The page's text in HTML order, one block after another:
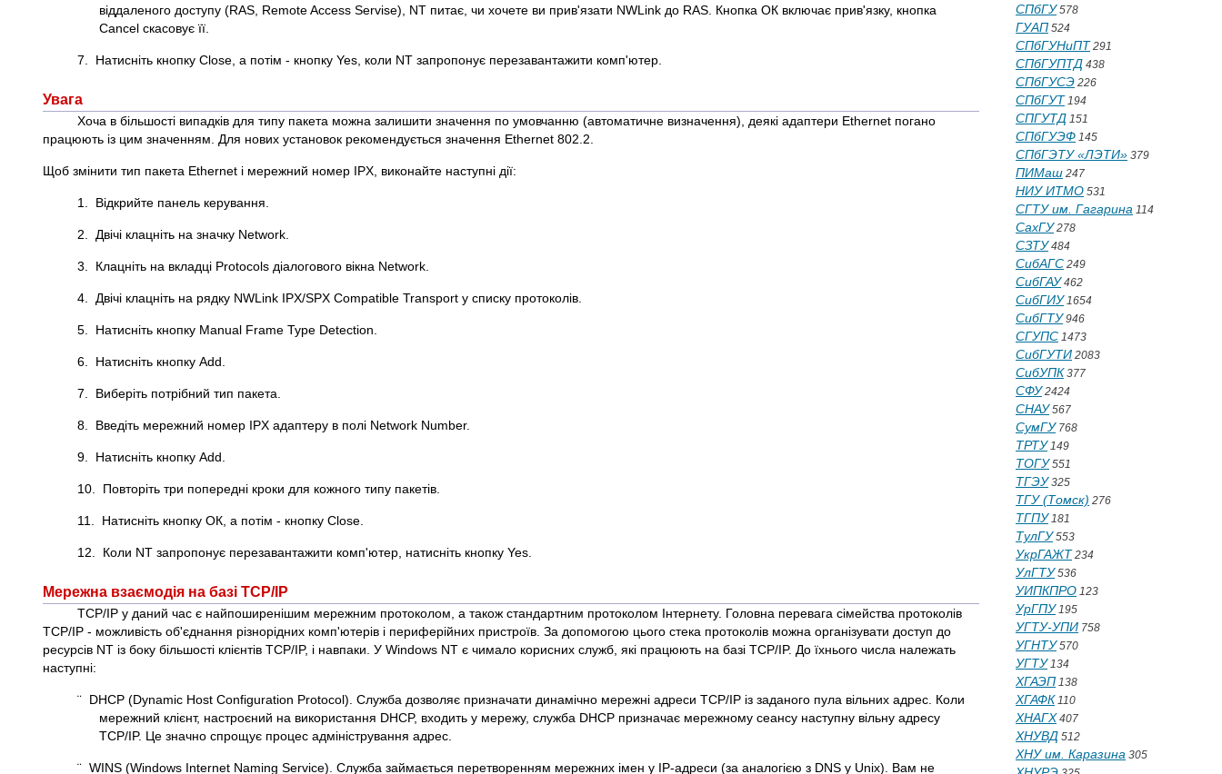
віддаленого доступу (RAS, Remote Access Servise), NT питає, чи хочете ви прив'язати NWLink до RAS. Кнопка ОК включає прив'язку, кнопка
Cancel скасовує її.
7. Натисніть кнопку Close, а потім - кнопку Yes, коли NT запропонує перезавантажити комп'ютер.
Увага
Хоча в більшості випадків для типу пакета можна залишити значення по умовчанню (автоматичне визначення), деякі адаптери Ethernet погано
працюють із цим значенням. Для нових установок рекомендується значення Ethernet 802.2.
Щоб змінити тип пакета Ethernet і мережний номер IPX, виконайте наступні дії:
1. Відкрийте панель керування.
2. Двічі клацніть на значку Network.
3. Клацніть на вкладці Protocols діалогового вікна Network.
4. Двічі клацніть на рядку NWLink IPX/SPX Compatible Transport у списку протоколів.
5. Натисніть кнопку Manual Frame Type Detection.
6. Натисніть кнопку Add.
7. Виберіть потрібний тип пакета.
8. Введіть мережний номер IPX адаптеру в полі Network Number.
9. Натисніть кнопку Add.
10. Повторіть три попередні кроки для кожного типу пакетів.
11. Натисніть кнопку ОК, а потім - кнопку Close.
12. Коли NT запропонує перезавантажити комп'ютер, натисніть кнопку Yes.
Мережна взаємодія на базі TCP/IP
TCP/IP у даний час є найпоширенішим мережним протоколом, а також стандартним протоколом Інтернету. Головна перевага сімейства протоколів
TCP/IP - можливість об'єднання різнорідних комп'ютерів і периферійних пристроїв. За допомогою цього стека протоколів можна організувати доступ до
ресурсів NT із боку більшості клієнтів TCP/IP, і навпаки. У Windows NT є чимало корисних служб, які працюють на базі TCP/IP. До їхнього числа належать
наступні:
¨ DHCP (Dynamic Host Configuration Protocol). Служба дозволяє призначати динамічно мережні адреси TCP/IP із заданого пула вільних адрес. Коли
мережний клієнт, настроєний на використання DHCP, входить у мережу, служба DHCP призначає мережному сеансу наступну вільну адресу
TCP/IP. Це значно спрощує процес адміністрування адрес.
¨ WINS (Windows Internet Naming Service). Служба займається перетворенням мережних імен у IP-адреси (за аналогією з DNS у Unix). Вам не
СПбГУ578
ГУАП 524
СПбГУНиПТ 291
СПбГУПТД 438
СПбГУСЭ 226
СПбГУТ 194
СПГУТД 151
СПбГУЭФ 145
СПбГЭТУ «ЛЭТИ» 379
ПИМаш 247
НИУ ИТМО 531
СГТУ им. Гагарина 114
СахГУ278
СЗТУ484
СибАГС 249
СибГАУ462
СибГИУ1654
СибГТУ946
СГУПС 1473
СибГУТИ 2083
СибУПК 377
СФУ2424
СНАУ567
СумГУ768
ТРТУ149
ТОГУ551
ТГЭУ325
ТГУ (Томск) 276
ТГПУ181
ТулГУ553
УкрГАЖТ 234
УлГТУ536
УИПКПРО 123
УрГПУ195
УГТУ-УПИ 758
УГНТУ570
УГТУ134
ХГАЭП 138
ХГАФК 110
ХНАГХ 407
ХНУВД 512
ХНУ им. Каразина 305